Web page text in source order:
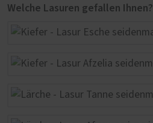
Welche Lasuren gefallen Ihnen?